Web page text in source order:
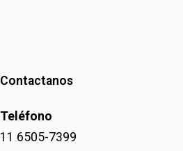
Contactanos
Teléfono
11 6505-7399